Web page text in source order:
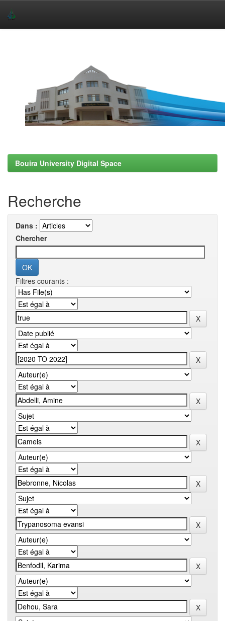
Bouira University Digital Space
Recherche
Dans :
Chercher
Filtres courants :